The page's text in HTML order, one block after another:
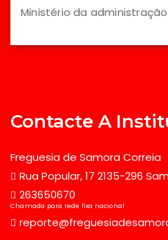
Ministério da
Contacte A
Freguesia de Samora Correia
Rua Popular, 17 2135-296
263650670
Chamada para rede fixa nacional